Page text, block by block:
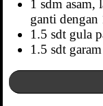
1 sdm asam,
ganti
1.5 sdt gula
1.5 sdt garam